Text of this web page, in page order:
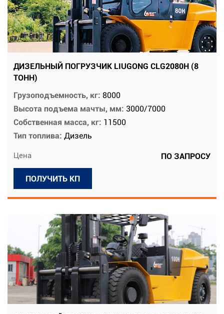
ДИЗЕЛЬНЫЙ ПОГРУЗЧИК LIUGONG CLG2080H (8
ТОНН)
Грузоподъемность, кг: 8000
Высота подъема мачты, мм: 3000/7000
Собственная масса, кг: 11500
Тип топлива: Дизель
Цена ПО ЗАПРОСУ
ПОЛУЧИТЬ КП